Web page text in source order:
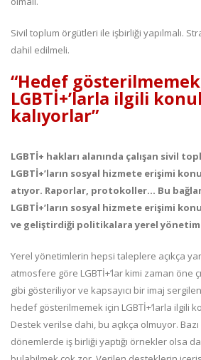
Sivil toplum örgütleri ile işbirliği yapılmalı.
dahil edilmeli.
“Hedef
LGBTİ+’larla ilgili
kalıyorlar”
LGBTİ+ hakları alanında çalışan sivil
LGBTİ+’ların sosyal hizmete erişimi
atıyor. Raporlar, protokoller… Bu
LGBTİ+’ların sosyal hizmete erişimi
ve geliştirdiği politikalara yerel
Yerel yönetimlerin hepsi taleplere açıkça
atmosfere göre LGBTİ+’lar kimi zaman öne
gibi gösteriliyor ve kapsayıcı bir imaj
hedef gösterilmemek için LGBTİ+’larla ilgili
Destek verilse dahi, bu açıkça olmuyor.
dönemlerde iş birliği yaptığı örnekler olsa